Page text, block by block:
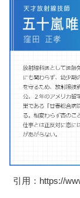
引用：https://